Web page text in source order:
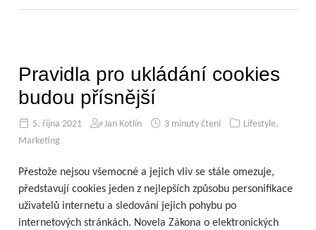
Pravidla pro ukládání cookies
budou přísnější
5. října 2021 Jan Kotlín 3 minuty čtení Lifestyle,
Marketing
Přestože nejsou všemocné a jejich vliv se stále omezuje,
představují cookies jeden z nejlepších způsobu personifikace
uživatelů internetu a sledování jejich pohybu po
internetových stránkách. Novela Zákona o elektronických